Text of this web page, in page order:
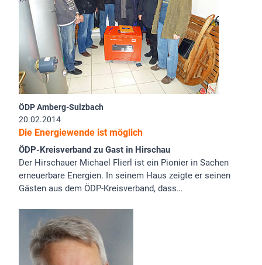
ÖDP Amberg-Sulzbach
20.02.2014
Die Energiewende ist möglich
ÖDP-Kreisverband zu Gast in Hirschau
Der Hirschauer Michael Flierl ist ein Pionier in Sachen
erneuerbare Energien. In seinem Haus zeigte er seinen
Gästen aus dem ÖDP-Kreisverband, dass…